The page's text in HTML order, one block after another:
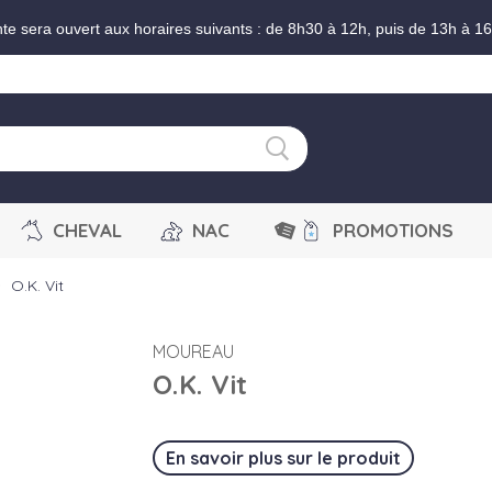
sera ouvert aux horaires suivants : de 8h30 à 12h, puis de 13h à
CHEVAL NAC PROMOTIONS
O.K. Vit
MOUREAU
O.K. Vit
En savoir plus sur le produit